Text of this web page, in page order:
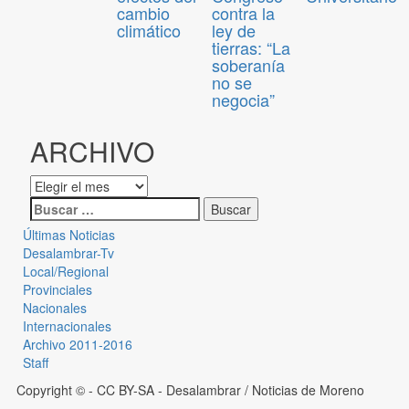
cambio
climático
contra la
ley de
tierras: “La
soberanía
no se
negocia”
ARCHIVO
Últimas Noticias
Desalambrar-Tv
Local/Regional
Provinciales
Nacionales
Internacionales
Archivo 2011-2016
Staff
Copyright © - CC BY-SA - Desalambrar / Noticias de Moreno